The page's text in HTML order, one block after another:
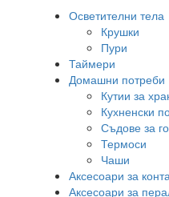
Осветителни тела
Крушки
Пури
Таймери
Домашни потреби
Кутии за
Кухненски
Съдове за
Термоси
Чаши
Аксесоари за
Аксесоари за